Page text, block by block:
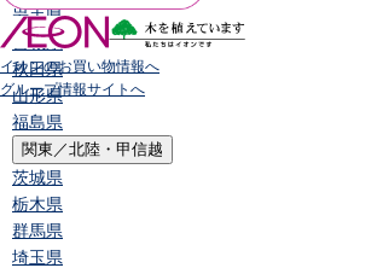
岩手県
宮城県
秋田県
山形県
福島県
関東／北陸・甲信越
茨城県
栃木県
群馬県
埼玉県
イオンのお買い物情報へ
グループ情報サイトへ